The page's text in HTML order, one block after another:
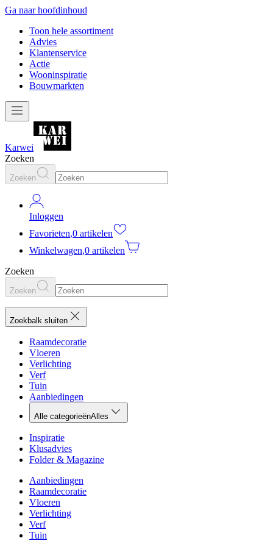
Ga naar hoofdinhoud
Toon hele assortiment
Advies
Klantenservice
Actie
Wooninspiratie
Bouwmarkten
Karwei
Zoeken
Zoeken
Inloggen
Favorieten,0 artikelen
Winkelwagen,0 artikelen
Zoeken
Zoeken
Zoekbalk sluiten
Raamdecoratie
Vloeren
Verlichting
Verf
Tuin
Aanbiedingen
Alle categorieënAlles
Inspiratie
Klusadvies
Folder & Magazine
Aanbiedingen
Raamdecoratie
Vloeren
Verlichting
Verf
Tuin